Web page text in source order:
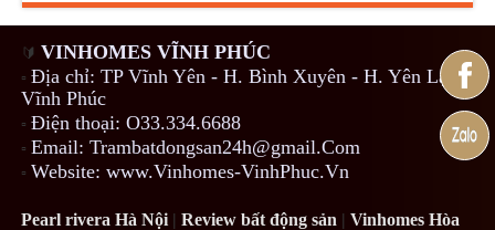
🔰 VINHOMES VĨNH PHÚC
▫️Địa chỉ: TP Vĩnh Yên - H. Bình Xuyên - H. Yên Lạc -
Vĩnh Phúc
▫️Điện thoại: O33.334.6688
▫️ Email: Trambatdongsan24h@gmail.Com
▫️ Website: www.Vinhomes-VinhPhuc.Vn
Pearl rivera Hà Nội |Review bất động sản |Vinhomes Hòa